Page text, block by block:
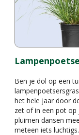
Ben je dol op een
het hele jaar door
zet of in een pot op
pluimen dansen
meteen iets luchtigs.